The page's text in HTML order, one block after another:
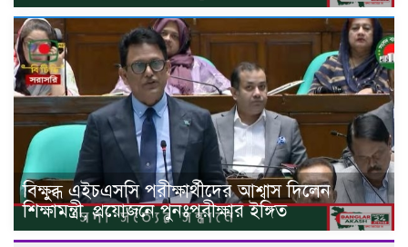
বিক্ষুব্ধ এইচএসসি পরীক্ষার্থীদের আশ্বাস দিলেন
শিক্ষামন্ত্রী, প্রয়োজনে পুনঃপরীক্ষার ইঙ্গিত